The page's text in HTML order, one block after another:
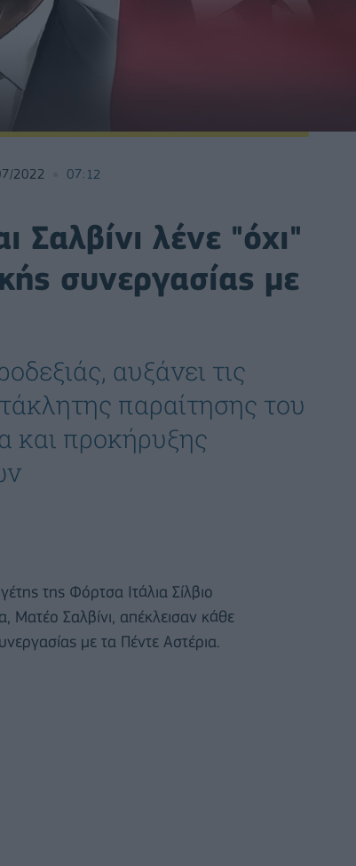
2022 07:12
Σαλβίνι λένε "όχι"
συνεργασίας με
αυξάνει τις
παραίτησης του
και προκήρυξης
της Φόρτσα Ιτάλια Σίλβιο
Ματέο Σαλβίνι, απέκλεισαν κάθε
με τα Πέντε Αστέρια.